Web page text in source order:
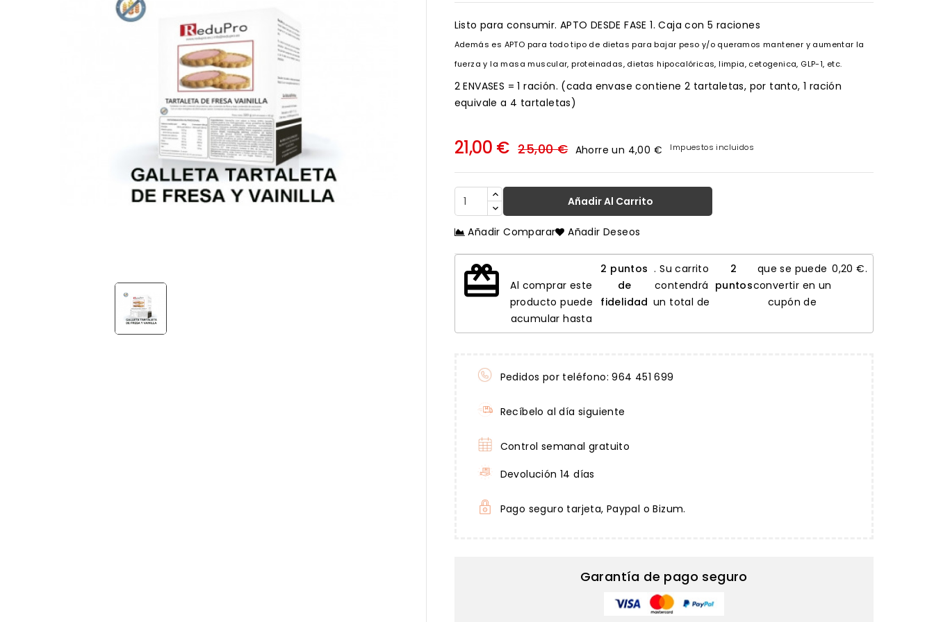
Listo para consumir. APTO DESDE FASE 1. Caja con 5 raciones
Además es APTO para todo tipo de dietas para bajar peso y/o queramos mantener y aumentar la
fuerza y la masa muscular, proteinadas, dietas hipocalóricas, limpia, cetogenica, GLP-1, etc.
2 ENVASES = 1 ración. (cada envase contiene 2 tartaletas, por tanto, 1 ración
equivale a 4 tartaletas)
21,00 € 25,00 € Ahorre un 4,00 € Impuestos incluidos
Añadir Al Carrito
Añadir Comparar Añadir Deseos
redeem
Al comprar este
producto puede
acumular hasta
2 puntos
de
fidelidad
. Su carrito
contendrá
un total de
2
puntos
que se puede
convertir en un
cupón de
0,20 €.
Pedidos por teléfono: 964 451 699
Recíbelo al día siguiente
Control semanal gratuito
Devolución 14 días
Pago seguro tarjeta, Paypal o Bizum.
Garantía de pago seguro